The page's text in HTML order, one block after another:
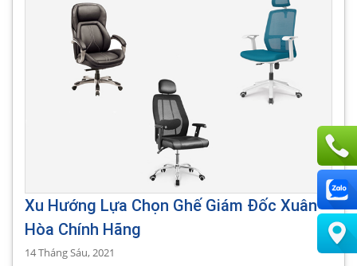
Xu Hướng Lựa Chọn Ghế Giám Đốc Xuân
Hòa Chính Hãng
14 Tháng Sáu, 2021